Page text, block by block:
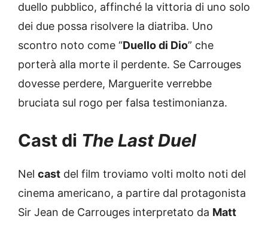
duello pubblico, affinché la vittoria di uno solo
dei due possa risolvere la diatriba. Uno
scontro noto come “Duello di Dio” che
porterà alla morte il perdente. Se Carrouges
dovesse perdere, Marguerite verrebbe
bruciata sul rogo per falsa testimonianza.
Cast di The Last Duel
Nel cast del film troviamo volti molto noti del
cinema americano, a partire dal protagonista
Sir Jean de Carrouges interpretato da Matt